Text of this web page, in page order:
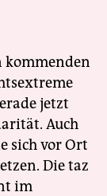
kommenden
jetzt
Auch
sich vor Ort
Die taz
im